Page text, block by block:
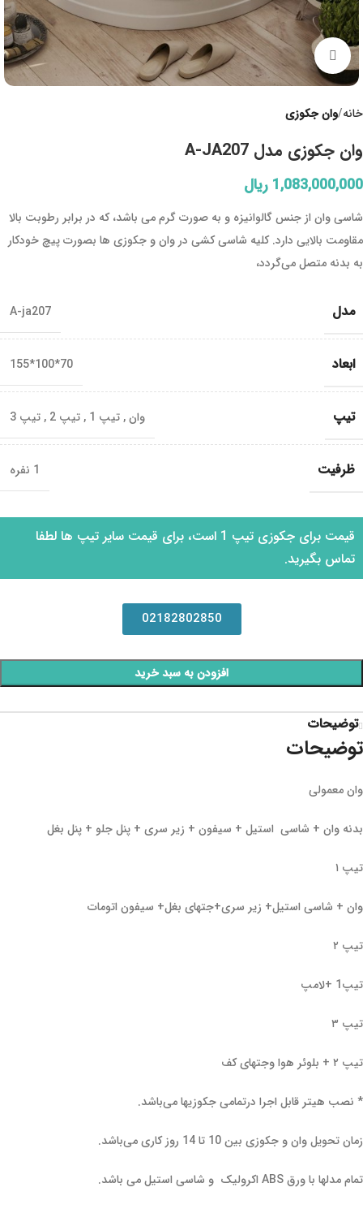
Click to enlarge
خانه وان جکوزی
وان جکوزی مدل A-JA207
1,083,000,000 ریال
شاسی وان از جنس گالوانیزه و به صورت گرم می باشد، که در برابر رطوبت بالا
مقاومت بالایی دارد. کلیه شاسی کشی در وان و جکوزی ها بصورت پیچ خودکار
به بدنه متصل می‌گردد،
مدل A-ja207
ابعاد 70*100*155
تیپ وان,تیپ 1 ,تیپ 2 ,تیپ 3
ظرفیت 1 نفره
قیمت برای جکوزی تیپ 1 است، برای قیمت سایر تیپ ها لطفا
تماس بگیرید.
02182802850
افزودن به سبد خرید
توضیحات
توضیحات
وان معمولی
بدنه وان + شاسی استیل + سیفون + زیر سری + پنل جلو + پنل بغل
تیپ ۱
وان + شاسی استیل+ زیر سری+جتهای بغل+ سیفون اتومات
تیپ ۲
تیپ1 +لامپ
تیپ ۳
تیپ ۲ + بلوئر هوا وجتهای کف
* نصب هیتر قابل اجرا درتمامی جکوزیها می‌باشد.
زمان تحویل وان و جکوزی بین 10 تا 14 روز کاری می‌باشد.
تمام مدلها با ورق ABS اکرولیک و شاسی استیل می باشد.